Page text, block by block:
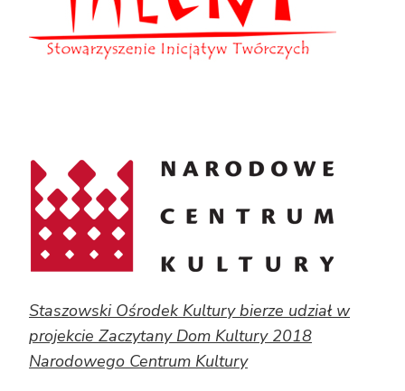
Staszowski Ośrodek Kultury bierze udział w
projekcie Zaczytany Dom Kultury 2018
Narodowego Centrum Kultury